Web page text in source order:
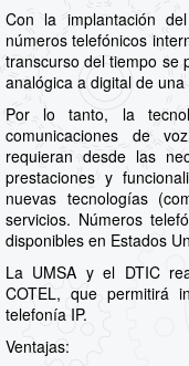
Con la implantación
números telefónicos
transcurso del tiempo se
analógica a digital de
Por lo tanto, la
comunicaciones de
requieran desde las
prestaciones y
nuevas tecnologías
servicios. Números
disponibles en Estados
La UMSA y el DTIC
COTEL, que permitirá
telefonía IP.
Ventajas: